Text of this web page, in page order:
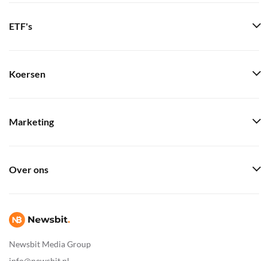
Newsbit Media Group
ETF's
Koersen
Marketing
Over ons